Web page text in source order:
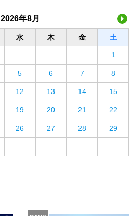
2026年8月
水 木 金 土
1
5 6 7 8
12 13 14 15
19 20 21 22
26 27 28 29